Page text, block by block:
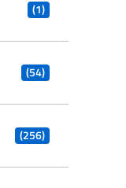
(1)
(54)
(256)